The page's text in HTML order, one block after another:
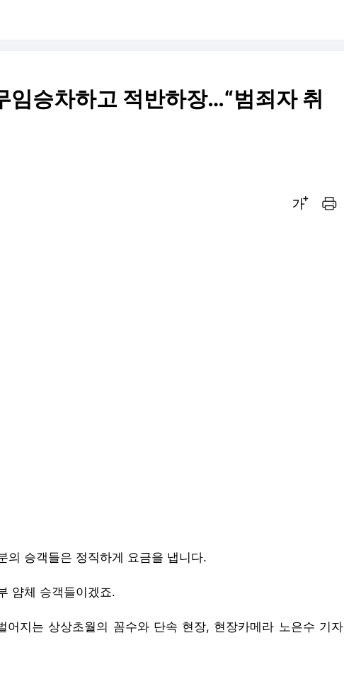
임승차하고 적반하장…“범죄자 취
의 승객들은 정직하게 요금을 냅니다.
얌체 승객들이겠죠.
어지는 상상초월의 꼼수와 단속 현장, 현장카메라 노은수 기자